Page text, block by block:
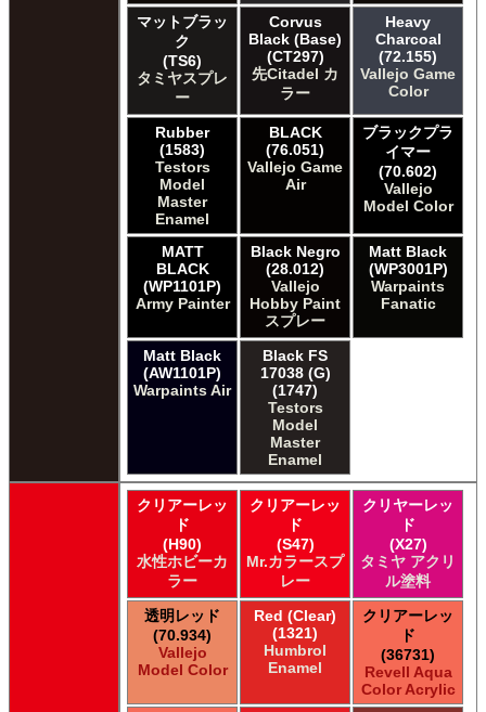
マットブラッ
ク
(TS6)
タミヤスプレ
ー
Corvus
Black (Base)
(CT297)
先Citadel カ
ラー
Heavy
Charcoal
(72.155)
Vallejo Game
Color
Rubber
(1583)
Testors
Model
Master
Enamel
BLACK
(76.051)
Vallejo Game
Air
ブラックプラ
イマー
(70.602)
Vallejo
Model Color
MATT
BLACK
(WP1101P)
Army Painter
Black Negro
(28.012)
Vallejo
Hobby Paint
スプレー
Matt Black
(WP3001P)
Warpaints
Fanatic
Matt Black
(AW1101P)
Warpaints Air
Black FS
17038 (G)
(1747)
Testors
Model
Master
Enamel
クリアーレッ
ド
(H90)
水性ホビーカ
ラー
クリアーレッ
ド
(S47)
Mr.カラースプ
レー
クリヤーレッ
ド
(X27)
タミヤ アクリ
ル塗料
透明レッド
(70.934)
Vallejo
Model Color
Red (Clear)
(1321)
Humbrol
Enamel
クリアーレッ
ド
(36731)
Revell Aqua
Color Acrylic